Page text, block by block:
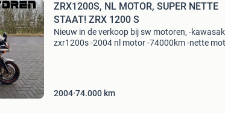
ZRX1200S, NL MOTOR, SUPER NETTE
STAAT! ZRX 1200 S
Nieuw in de verkoop bij sw motoren, -
zxr1200s -2004 nl motor -74000km -nette
2004 74.000 km